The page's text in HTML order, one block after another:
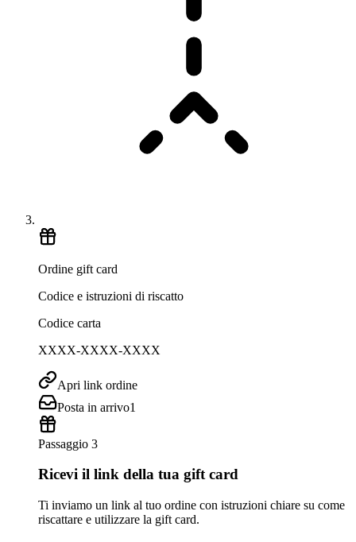
Ordine gift card
Codice e istruzioni di riscatto
Codice carta
XXXX-XXXX-XXXX
Apri link ordine
Posta in arrivo1
Passaggio 3
Ricevi il link della tua gift card
Ti inviamo un link al tuo ordine con istruzioni chiare su come
riscattare e utilizzare la gift card.